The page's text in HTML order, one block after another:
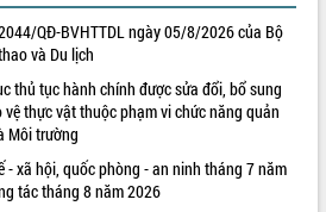
QĐ-BVHTTDL ngày 05/8/2026 của Bộ
và Du lịch
thủ tục hành chính được sửa đổi, bổ sung
thực vật thuộc phạm vi chức năng quản
Môi trường
- xã hội, quốc phòng - an ninh tháng 7 năm
tác tháng 8 năm 2026